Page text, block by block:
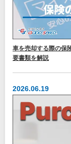
車を売却する際の保
要書類を解説
2026.06.19